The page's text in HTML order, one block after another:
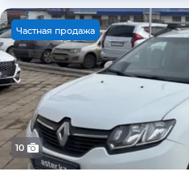
Частная продажа
10